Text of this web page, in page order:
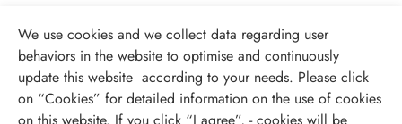
We use cookies and we collect data regarding user
behaviors in the website to optimise and continuously
update this website according to your needs. Please click
on “Cookies” for detailed information on the use of cookies